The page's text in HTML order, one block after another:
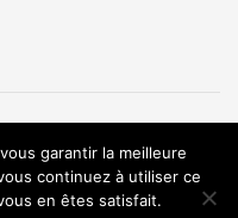
légales
Contact
garantir la meilleure
continuez à utiliser ce
en êtes satisfait.